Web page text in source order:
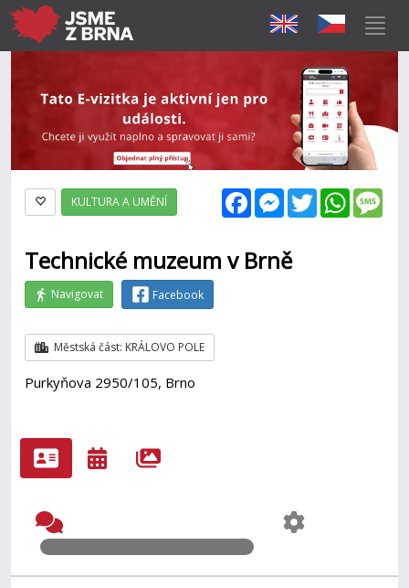
FacebookMessenger
Twitter
KULTURA A UMĚNÍ
Technické muzeum v Brně
Navigovat Facebook
Městská část: KRÁLOVO POLE
Purkyňova 2950/105, Brno